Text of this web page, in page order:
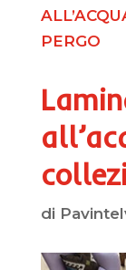
PERGO
di